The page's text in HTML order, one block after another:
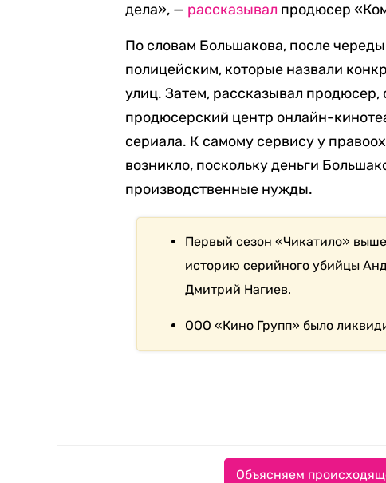
дела», — рассказывал продюсер
По словам Большакова, после
полицейским, которые назвали
улиц. Затем, рассказывал продюсер,
продюсерский центр онлайн-
сериала. К самому сервису у
возникло, поскольку деньги
производственные нужды.
Первый сезон «Чикатило»
историю серийного убийцы
Дмитрий Нагиев.
ООО «Кино Групп» было
Объясняем